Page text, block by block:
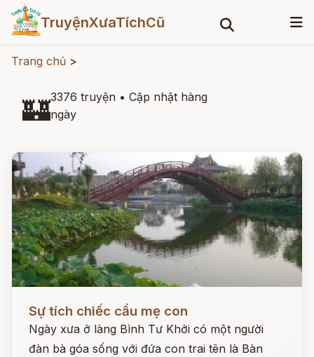
TruyệnXưaTíchCũ
Trang chủ >
🏰3376 truyện • Cập nhật hàng
ngày
Sự tích chiếc cầu mẹ con
Ngày xưa ở làng Bình Tư Khởi có một người
đàn bà góa sống với đứa con trai tên là Bàn